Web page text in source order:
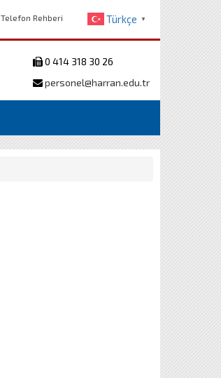
Telefon Rehberi Türkçe ▼
0 414 318 30 26
personel@harran.edu.tr